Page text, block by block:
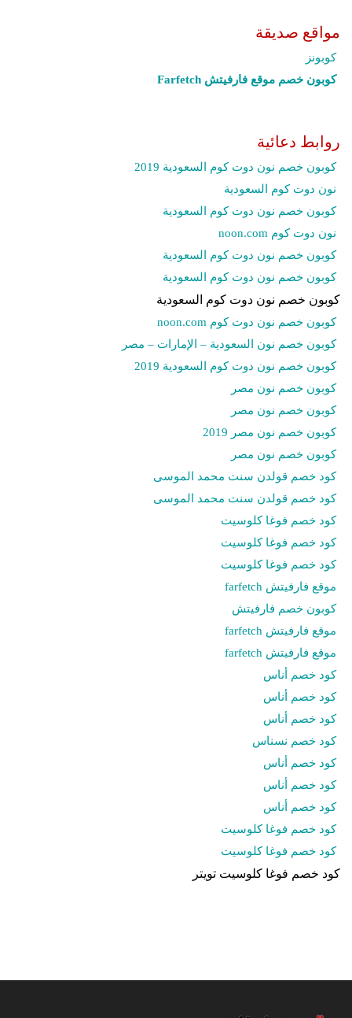
مواقع صديقة
كوبونز
كوبون خصم موقع فارفيتش Farfetch‎
روابط دعائية
كوبون خصم نون دوت كوم السعودية 2019
نون دوت كوم السعودية
كوبون خصم نون دوت كوم السعودية
نون دوت كوم noon.com
كوبون خصم نون دوت كوم السعودية
كوبون خصم نون دوت كوم السعودية
كوبون خصم نون دوت كوم السعودية
كوبون خصم نون دوت كوم noon.com
كوبون خصم نون السعودية – الإمارات – مصر
كوبون خصم نون دوت كوم السعودية 2019
كوبون خصم نون مصر
كوبون خصم نون مصر
كوبون خصم نون مصر 2019
كوبون خصم نون مصر
كود خصم قولدن سنت محمد الموسى
كود خصم قولدن سنت محمد الموسى
كود خصم فوغا كلوسيت
كود خصم فوغا كلوسيت
كود خصم فوغا كلوسيت
موقع فارفيتش farfetch
كوبون خصم فارفيتش
موقع فارفيتش farfetch
موقع فارفيتش farfetch
كود خصم أناس
كود خصم أناس
كود خصم أناس
كود خصم نسناس
كود خصم أناس
كود خصم أناس
كود خصم أناس
كود خصم فوغا كلوسيت
كود خصم فوغا كلوسيت
كود خصم فوغا كلوسيت تويتر